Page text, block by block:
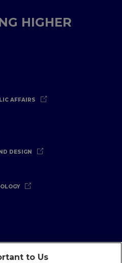
HIGHER
AFFAIRS
DESIGN
to Us